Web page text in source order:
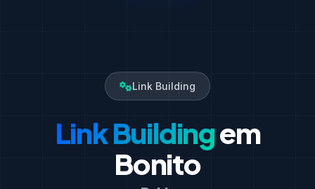
Link Building
Link Buildingem
Bonito